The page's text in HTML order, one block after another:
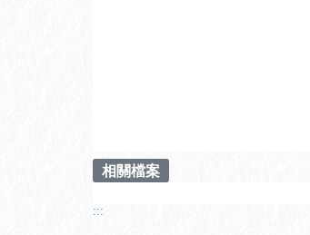
相關檔案
:::